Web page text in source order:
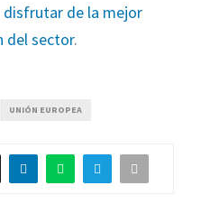
disfrutar de la mejor
del sector.
UNIÓN EUROPEA